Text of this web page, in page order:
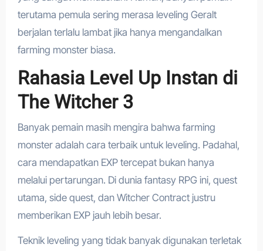
terutama pemula sering merasa leveling Geralt
berjalan terlalu lambat jika hanya mengandalkan
farming monster biasa.
Rahasia Level Up Instan di
The Witcher 3
Banyak pemain masih mengira bahwa farming
monster adalah cara terbaik untuk leveling. Padahal,
cara mendapatkan EXP tercepat bukan hanya
melalui pertarungan. Di dunia fantasy RPG ini, quest
utama, side quest, dan Witcher Contract justru
memberikan EXP jauh lebih besar.
Teknik leveling yang tidak banyak digunakan terletak